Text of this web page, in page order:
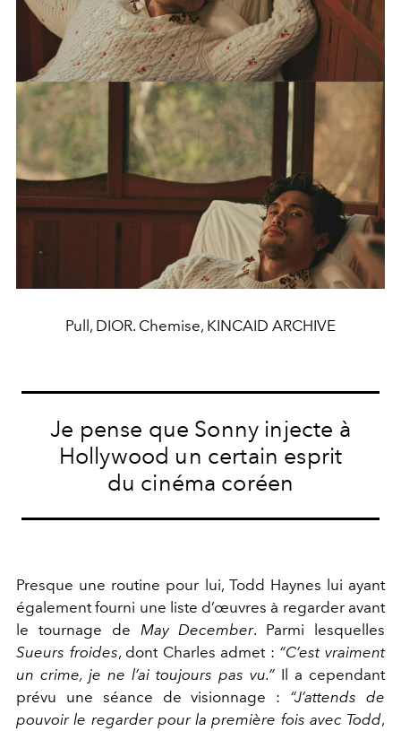
Pull, DIOR. Chemise, KINCAID ARCHIVE
Je pense que Sonny injecte à
Hollywood un certain esprit
du cinéma coréen
Presque une routine pour lui, Todd Haynes lui ayant
également fourni une liste d’œuvres à regarder avant
le tournage de May December. Parmi lesquelles
Sueurs froides, dont Charles admet : “C’est vraiment
un crime, je ne l’ai toujours pas vu.” Il a cependant
prévu une séance de visionnage : “J’attends de
pouvoir le regarder pour la première fois avec Todd,